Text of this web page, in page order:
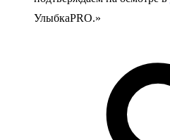
УлыбкаPRO.»